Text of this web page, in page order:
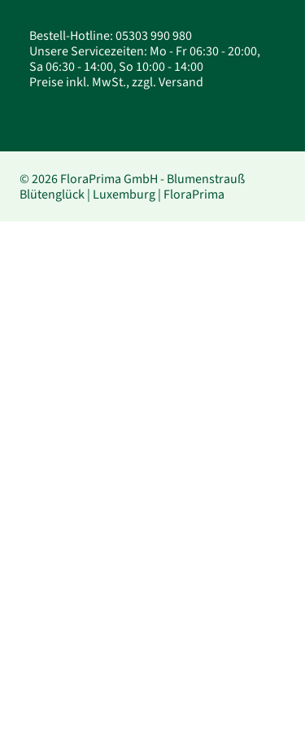
Bestell-Hotline: 05303 990 980
Unsere Servicezeiten: Mo - Fr 06:30 - 20:00,
Sa 06:30 - 14:00, So 10:00 - 14:00
Preise inkl. MwSt., zzgl. Versand
© 2026 FloraPrima GmbH - Blumenstrauß
Blütenglück | Luxemburg | FloraPrima